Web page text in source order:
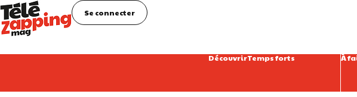
Se connecter
DécouvrirTemps forts À